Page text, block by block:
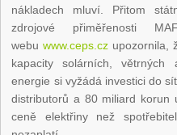
nákladech mluví. Přitom
zdrojové přiměřenosti
webuwww.ceps.cz upozornila,
kapacity solárních, větrných
energie si vyžádá investici do
distributorů a 80 miliard korun
ceně elektřiny než